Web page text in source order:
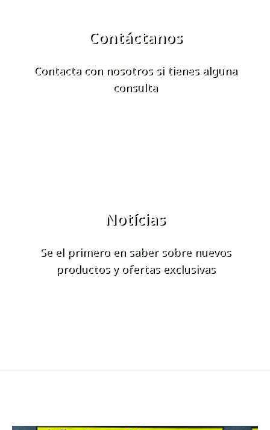
Contáctanos
Contacta con nosotros si tienes alguna
consulta
Notícias
Se el primero en saber sobre nuevos
productos y ofertas exclusivas